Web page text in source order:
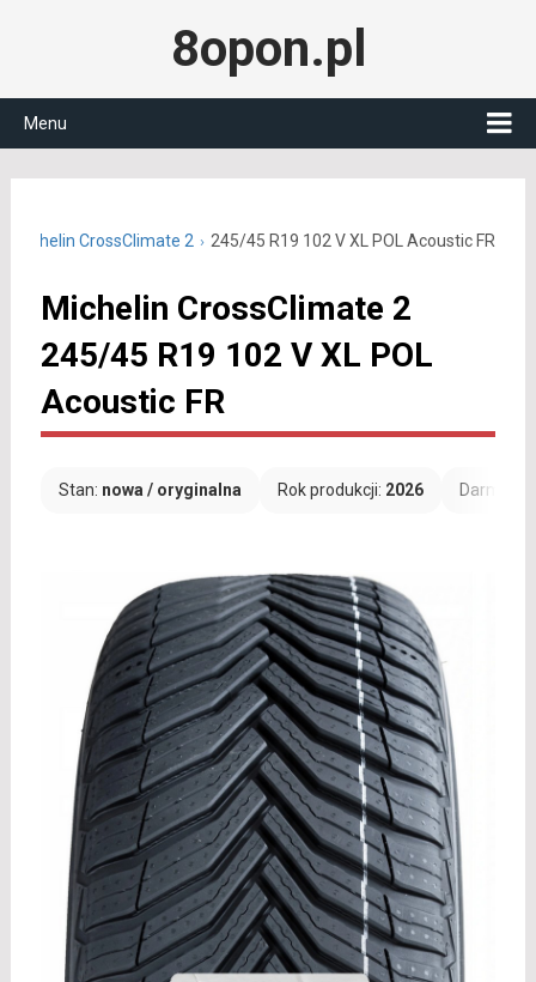
8opon.pl
Menu
Michelin CrossClimate 2 245/45 R19 102 V XL POL Acoustic FR
Michelin CrossClimate 2
245/45 R19 102 V XL POL
Acoustic FR
Stan: nowa / oryginalna Rok produkcji: 2026